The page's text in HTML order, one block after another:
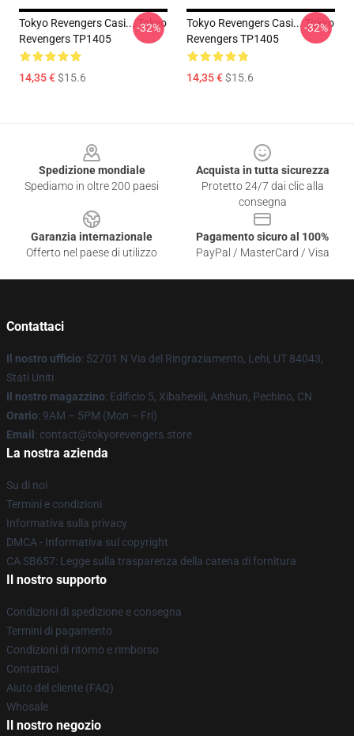
Tokyo Revengers Casi... Tokyo
Revengers TP1405
14,35 €$15.6
-32%
Tokyo Revengers Casi... Tokyo
Revengers TP1405
14,35 €$15.6
-32%
Spedizione mondiale
Spediamo in oltre 200 paesi
Acquista in tutta sicurezza
Protetto 24/7 dai clic alla
consegna
Garanzia internazionale
Offerto nel paese di utilizzo
Pagamento sicuro al 100%
PayPal / MasterCard / Visa
Contattaci
Il nostro ufficio: 52701 N Via del Ringraziamento, Lehi, UT 84043,
Stati Uniti
Il nostro magazzino: Edificio 5, Xibahexili, Anshun, Pechino, CN
Orario: 9AM – 5PM (Mon – Fri)
Email : contact@tokyorevengers.store
La nostra azienda
Su di noi
Termini e condizioni
Informativa sulla privacy
DMCA - Informativa sul copyright
CA SB657: Legge sulla trasparenza della catena di fornitura
Il nostro supporto
Condizioni di spedizione e consegna
Termini di pagamento
Condizioni di ritorno e rimborso
Contattaci
Aiuto del cliente (FAQ)
Whosale
Il nostro negozio